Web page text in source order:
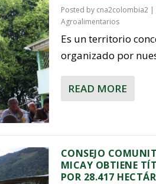
Posted by cna2colombia2|
Agroalimentarios
Es un territorio
organizado por
READ MORE
CONSEJO
MICAY OBTIENE
POR 28.417